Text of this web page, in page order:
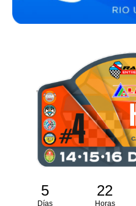
5
Días
22
Horas